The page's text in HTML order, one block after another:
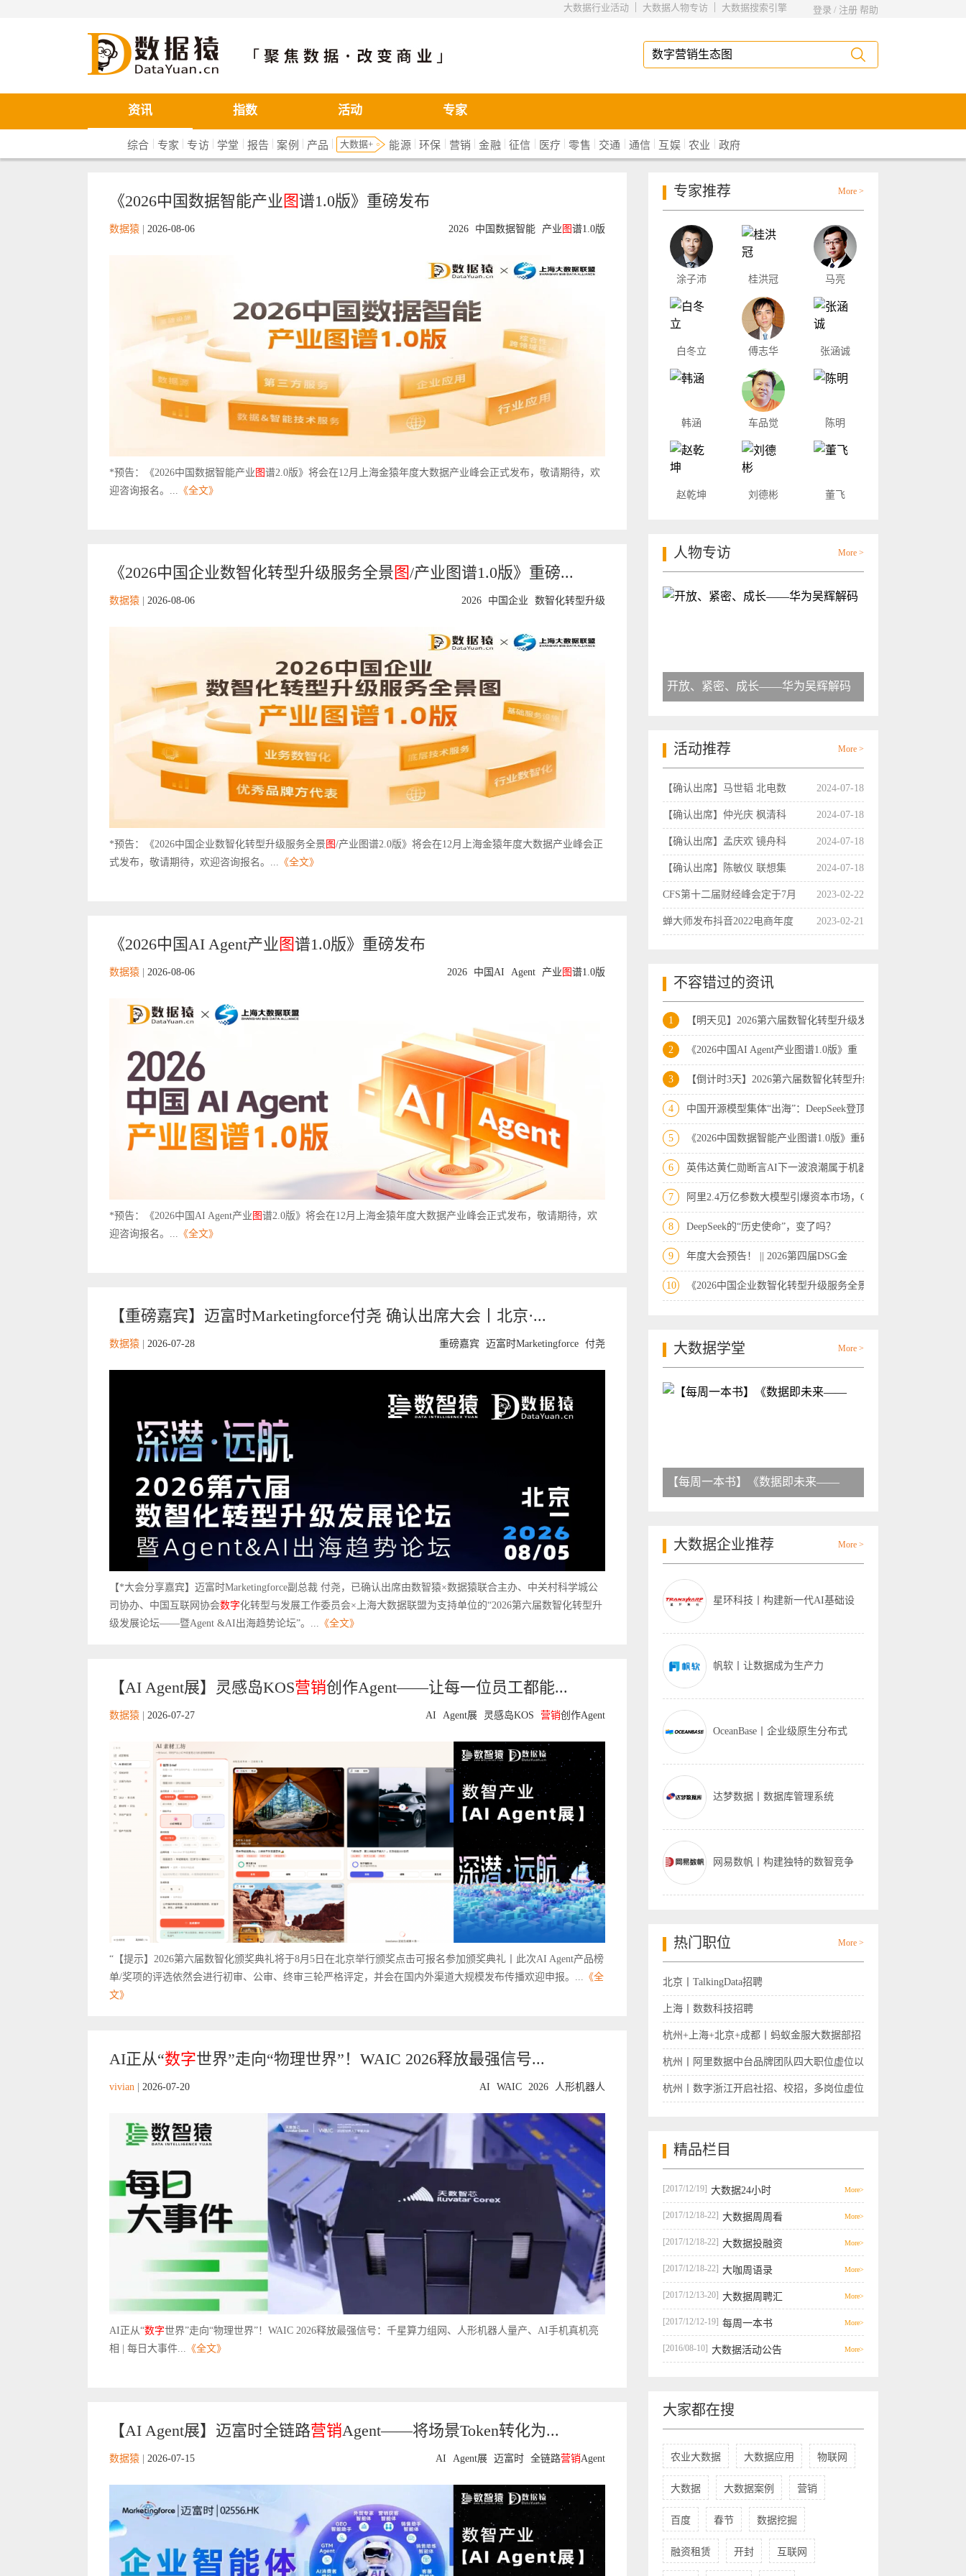
登录 / 注册 帮助
大数据搜索引擎
|
大数据人物专访
|
大数据行业活动
数据猿
资讯 指数 活动 专家
综合 | 专家 |专访| 学堂 | 报告 | 案例 | 产品 | 大数据+ 能源 |环保 | 营销 |金融 |征信 | 医疗 | 零售 | 交通 | 通信 | 互娱 | 农业 | 政府
《2026中国数据智能产业 图谱1.0版》重磅发布
2026 中国数据智能 产业 图谱1.0版
数据猿 2026-08-06
*预告：《2026中国数据智能产业 图谱2.0版》将会在12月上海金猿年度大数据产业峰会正式发布，敬请期待，欢
迎咨询报名。... 《全文》
《2026中国企业数智化转型升级服务全景图/产业图谱1.0版》重磅...
2026 中国企业 数智化转型升级
数据猿 2026-08-06
*预告：《2026中国企业数智化转型升级服务全景 图/产业图谱2.0版》将会在12月上海金猿年度大数据产业峰会正
式发布，敬请期待，欢迎咨询报名。... 《全文》
《2026中国AI Agent产业 图谱1.0版》重磅发布
2026 中国AI Agent 产业 图谱1.0版
数据猿 2026-08-06
*预告：《2026中国AI Agent产业 图谱2.0版》将会在12月上海金猿年度大数据产业峰会正式发布，敬请期待，欢
迎咨询报名。... 《全文》
【重磅嘉宾】迈富时Marketingforce付尧 确认出席大会丨北京·...
重磅嘉宾 迈富时Marketingforce 付尧
数据猿 2026-07-28
【*大会分享嘉宾】迈富时Marketingforce副总裁 付尧，已确认出席由数智猿×数据猿联合主办、中关村科学城公
司协办、中国互联网协会数字化转型与发展工作委员会×上海大数据联盟为支持单位的“2026第六届数智化转型升
级发展论坛——暨Agent &AI出海趋势论坛”。... 《全文》
【AI Agent展】灵感岛KOS营销创作Agent——让每一位员工都能...
AI Agent展 灵感岛KOS 营销创作Agent
数据猿 2026-07-27
“【提示】2026第六届数智化颁奖典礼将于8月5日在北京举行颁奖点击可报名参加颁奖典礼丨此次AI Agent产品榜
单/奖项的评选依然会进行初审、公审、终审三轮严格评定，并会在国内外渠道大规模发布传播欢迎申报。... 《全
文》
AI正从“数字世界”走向“物理世界”！WAIC 2026释放最强信号...
AI WAIC 2026 人形机器人
vivian 2026-07-20
AI正从“数字世界”走向“物理世界”！WAIC 2026释放最强信号：千星算力组网、人形机器人量产、AI手机真机亮
相 | 每日大事件... 《全文》
【AI Agent展】迈富时全链路营销Agent——将场景Token转化为...
AI Agent展 迈富时 全链路营销Agent
数据猿 2026-07-15
专家推荐 More >
涂子沛 桂洪冠 马亮
白冬立 傅志华 张涵诚
韩涵 车品觉 陈明
赵乾坤 刘德彬 董飞
人物专访 More >
开放、紧密、成长——华为吴辉解码
活动推荐 More >
【确认出席】马世韬 北电数 2024-07-18
【确认出席】仲光庆 枫清科 2024-07-18
【确认出席】孟庆欢 镜舟科 2024-07-18
【确认出席】陈敏仪 联想集 2024-07-18
CFS第十二届财经峰会定于7月 2023-02-22
蝉大师发布抖音2022电商年度 2023-02-21
不容错过的资讯
1 【明天见】2026第六届数智化转型升级发展
2 《2026中国AI Agent产业图谱1.0版》重
3 【倒计时3天】2026第六届数智化转型升级
4 中国开源模型集体“出海”：DeepSeek登顶
5 《2026中国数据智能产业图谱1.0版》重磅
6 英伟达黄仁勋断言AI下一波浪潮属于机器人
7 阿里2.4万亿参数大模型引爆资本市场，Op
8 DeepSeek的“历史使命”，变了吗？
9 年度大会预告！ || 2026第四届DSG金
10 《2026中国企业数智化转型升级服务全景图
大数据学堂 More >
【每周一本书】《数据即未来——
大数据企业推荐 More >
星环科技丨构建新一代AI基础设
帆软丨让数据成为生产力
OceanBase丨企业级原生分布式
达梦数据丨数据库管理系统
网易数帆丨构建独特的数智竞争
热门职位 More >
北京丨TalkingData招聘
上海丨数数科技招聘
杭州+上海+北京+成都丨蚂蚁金服大数据部招
聘
杭州丨阿里数据中台品牌团队四大职位虚位以
待
杭州丨数字浙江开启社招、校招，多岗位虚位
精品栏目
[2017/12/19] 大数据24小时 More>
[2017/12/18-22] 大数据周周看 More>
[2017/12/18-22] 大数据投融资 More>
[2017/12/18-22] 大咖周语录 More>
[2017/12/13-20] 大数据周聘汇 More>
[2017/12/12-19] 每周一本书 More>
[2016/08-10] 大数据活动公告 More>
大家都在搜
农业大数据 大数据应用 物联网
大数据 大数据案例 营销
百度 春节 数据挖掘
融资租赁 开封 互联网